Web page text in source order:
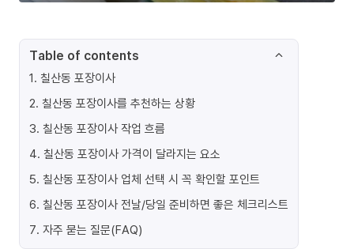
Table of contents
1. 칠산동 포장이사
2. 칠산동 포장이사를 추천하는 상황
3. 칠산동 포장이사 작업 흐름
4. 칠산동 포장이사 가격이 달라지는 요소
5. 칠산동 포장이사 업체 선택 시 꼭 확인할 포인트
6. 칠산동 포장이사 전날/당일 준비하면 좋은 체크리스트
7. 자주 묻는 질문(FAQ)